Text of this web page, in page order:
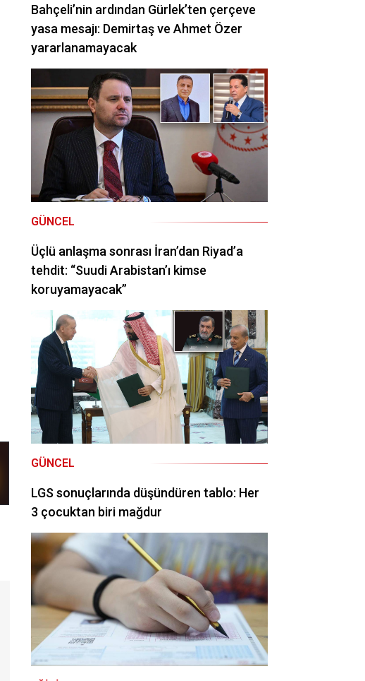
Bahçeli’nin ardından Gürlek’ten çerçeve
yasa mesajı: Demirtaş ve Ahmet Özer
yararlanamayacak
GÜNCEL
Üçlü anlaşma sonrası İran’dan Riyad’a
tehdit: “Suudi Arabistan’ı kimse
koruyamayacak”
GÜNCEL
LGS sonuçlarında düşündüren tablo: Her
3 çocuktan biri mağdur